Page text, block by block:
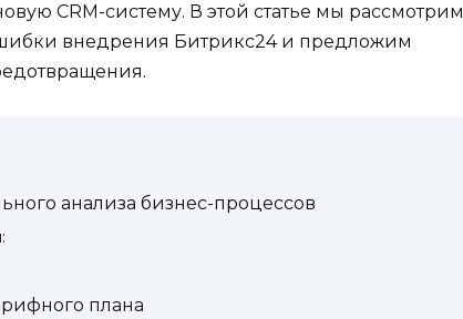
CRM-систему. В этой статье мы рассмотрим
внедрения Битрикс24 и предложим
анализа бизнес-процессов
плана